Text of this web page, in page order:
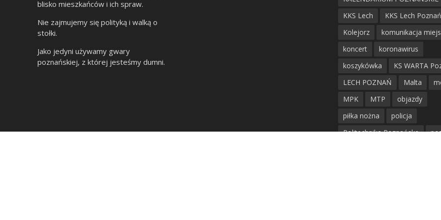
blisko mieszkańców i ich spraw.
Nie zajmujemy się polityką i walką o
stołki.
Jako jedyni używamy gwary
poznańskiej, z której jesteśmy dumni.
KKS Lech
KKS Lech Poznań
Kolejorz
komunikacja
koncert
koronawirus
koszykówka
KS WARTA
LECH POZNAŃ
Malta
MPK
MTP
objazdy
piłka nożna
policja
Politechnika Poznańska